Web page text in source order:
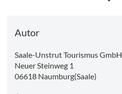
Autor
Saale-Unstrut Tourismus GmbH
Neuer Steinweg 1
06618 Naumburg(Saale)